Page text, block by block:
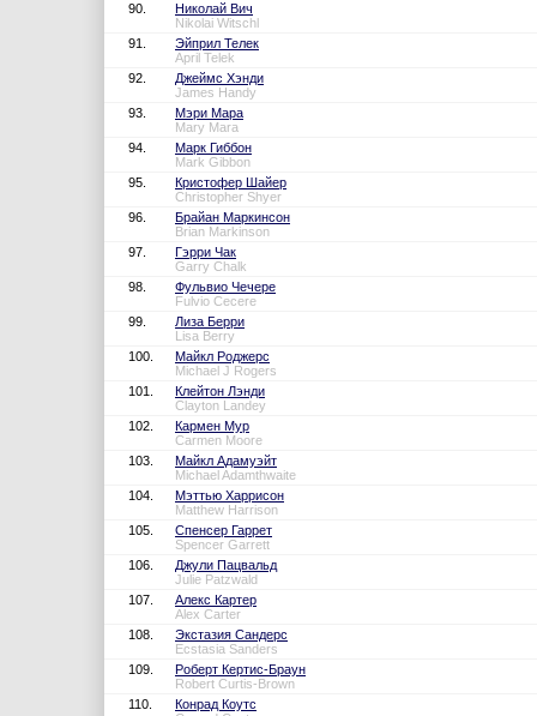
90.
Николай Вич
Nikolai Witschl
91.
Эйприл Телек
April Telek
92.
Джеймс Хэнди
James Handy
93.
Мэри Мара
Mary Mara
94.
Марк Гиббон
Mark Gibbon
95.
Кристофер Шайер
Christopher Shyer
96.
Брайан Маркинсон
Brian Markinson
97.
Гэрри Чак
Garry Chalk
98.
Фульвио Чечере
Fulvio Cecere
99.
Лиза Берри
Lisa Berry
100.
Майкл Роджерс
Michael J Rogers
101.
Клейтон Лэнди
Clayton Landey
102.
Кармен Мур
Carmen Moore
103.
Майкл Адамуэйт
Michael Adamthwaite
104.
Мэттью Харрисон
Matthew Harrison
105.
Спенсер Гаррет
Spencer Garrett
106.
Джули Пацвальд
Julie Patzwald
107.
Алекс Картер
Alex Carter
108.
Экстазия Сандерс
Ecstasia Sanders
109.
Роберт Кертис-Браун
Robert Curtis-Brown
110.
Конрад Коутс